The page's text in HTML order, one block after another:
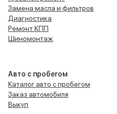
Замена масла и фильтров
Диагностика
Ремонт КПП
Шиномонтаж
Авто с пробегом
Каталог авто с пробегом
Заказ автомобиля
Выкуп